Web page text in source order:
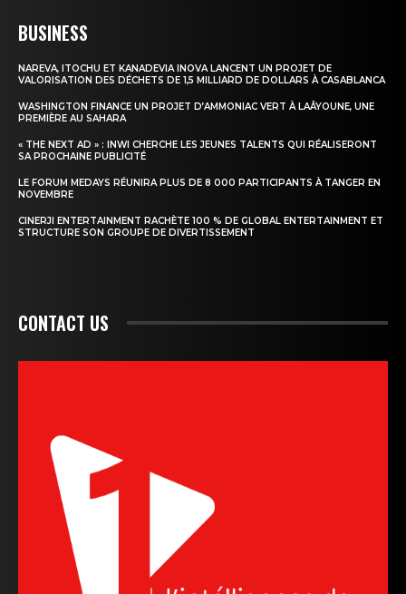
BUSINESS
NAREVA, ITOCHU ET KANADEVIA INOVA LANCENT UN PROJET DE
VALORISATION DES DÉCHETS DE 1,5 MILLIARD DE DOLLARS À CASABLANCA
WASHINGTON FINANCE UN PROJET D’AMMONIAC VERT À LAÂYOUNE, UNE
PREMIÈRE AU SAHARA
« THE NEXT AD » : INWI CHERCHE LES JEUNES TALENTS QUI RÉALISERONT
SA PROCHAINE PUBLICITÉ
LE FORUM MEDAYS RÉUNIRA PLUS DE 8 000 PARTICIPANTS À TANGER EN
NOVEMBRE
CINERJI ENTERTAINMENT RACHÈTE 100 % DE GLOBAL ENTERTAINMENT ET
STRUCTURE SON GROUPE DE DIVERTISSEMENT
CONTACT US